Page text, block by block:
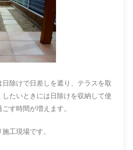
除けで日差しを遮り、テラスを取
したいときには日除けを収納して使
す時間が増えます。
工現場です。